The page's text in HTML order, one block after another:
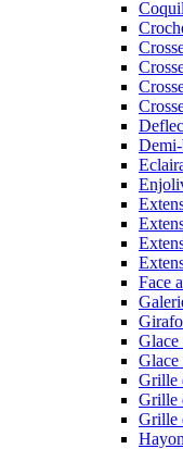
Demi-
Face
Glace
Glace
Grille
Grille
Grille